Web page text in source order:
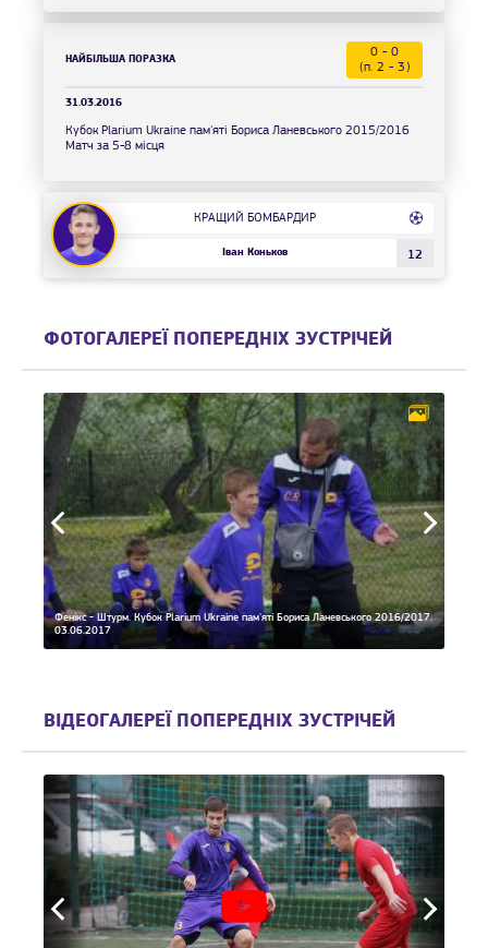
НАЙБІЛЬША ПОРАЗКА
0 - 0
(п. 2 - 3)
31.03.2016
Кубок Plarium Ukraine пам'яті Бориса Ланевського 2015/2016
Матч за 5-8 місця
КРАЩИЙ БОМБАРДИР
Іван Коньков 12
ФОТОГАЛЕРЕЇ ПОПЕРЕДНІХ ЗУСТРІЧЕЙ
Фенікс - Штурм. Кубок Plarium Ukraine пам'яті Бориса Ланевського 2016/2017.
03.06.2017
ВІДЕОГАЛЕРЕЇ ПОПЕРЕДНІХ ЗУСТРІЧЕЙ